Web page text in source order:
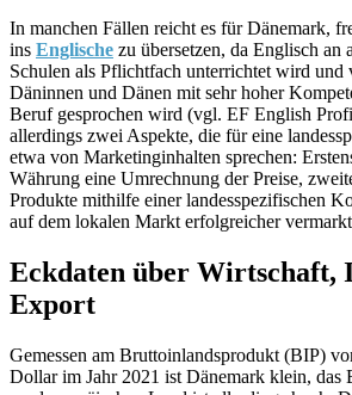
In manchen Fällen reicht es für Dänemark,
ins Englische zu übersetzen, da Englisch an
Schulen als Pflichtfach unterrichtet wird und
Däninnen und Dänen mit sehr hoher
Beruf gesprochen wird (vgl. EF English
allerdings zwei Aspekte, die für eine
etwa von Marketinginhalten sprechen:
Währung eine Umrechnung der Preise,
Produkte mithilfe einer landesspezifischen
auf dem lokalen Markt erfolgreicher
Eckdaten über Wirtschaft,
Export
Gemessen am Bruttoinlandsprodukt (BIP)
Dollar im Jahr 2021 ist Dänemark klein, das